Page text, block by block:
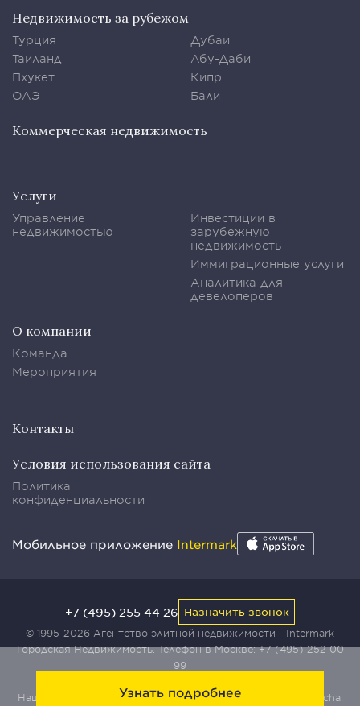
Узнать подробнее
Недвижимость за рубежом
Турция
Таиланд
Пхукет
ОАЭ
Дубаи
Абу-Даби
Кипр
Бали
Коммерческая недвижимость
Услуги
Управление
недвижимостью
Инвестиции в
зарубежную
недвижимость
Иммиграционные услуги
Аналитика для
девелоперов
О компании
Команда
Мероприятия
Контакты
Условия использования сайта
Политика
конфиденциальности
Мобильное приложение Intermark
© 1995-2026 Агентство элитной недвижимости - Intermark
Городская Недвижимость. Телефон в Москве:+7 (495) 252 00
99
Наш сайт защищен с помощью сервиса Yandex SmartCaptcha:
+7 (495) 255 44 26 Назначить звонок